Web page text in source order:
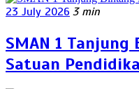
23 July 2026 3 min
SMAN 1
Satuan